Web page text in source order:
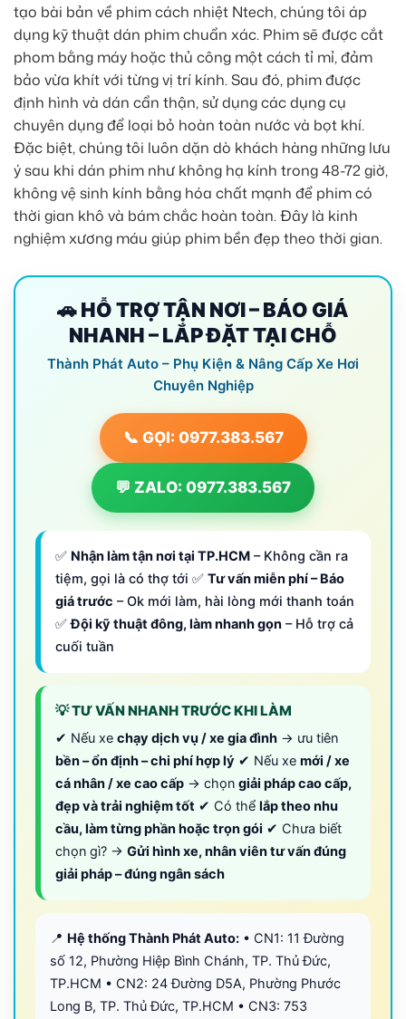
tạo bài bản về phim cách nhiệt Ntech, chúng tôi áp
dụng kỹ thuật dán phim chuẩn xác. Phim sẽ được cắt
phom bằng máy hoặc thủ công một cách tỉ mỉ, đảm
bảo vừa khít với từng vị trí kính. Sau đó, phim được
định hình và dán cẩn thận, sử dụng các dụng cụ
chuyên dụng để loại bỏ hoàn toàn nước và bọt khí.
Đặc biệt, chúng tôi luôn dặn dò khách hàng những lưu
ý sau khi dán phim như không hạ kính trong 48-72 giờ,
không vệ sinh kính bằng hóa chất mạnh để phim có
thời gian khô và bám chắc hoàn toàn. Đây là kinh
nghiệm xương máu giúp phim bền đẹp theo thời gian.
🚗 HỖ TRỢ TẬN NƠI – BÁO GIÁ
NHANH – LẮP ĐẶT TẠI CHỖ
Thành Phát Auto – Phụ Kiện & Nâng Cấp Xe Hơi
Chuyên Nghiệp
📞 GỌI: 0977.383.567
💬 ZALO: 0977.383.567
✅ Nhận làm tận nơi tại TP.HCM – Không cần ra
tiệm, gọi là có thợ tới ✅ Tư vấn miễn phí – Báo
giá trước – Ok mới làm, hài lòng mới thanh toán
✅Đội kỹ thuật đông, làm nhanh gọn – Hỗ trợ cả
cuối tuần
💡 TƯ VẤN NHANH TRƯỚC KHI LÀM
✔ Nếu xe chạy dịch vụ / xe gia đình → ưu tiên
bền – ổn định – chi phí hợp lý ✔ Nếu xe mới / xe
cá nhân / xe cao cấp → chọn giải pháp cao cấp,
đẹp và trải nghiệm tốt ✔ Có thể lắp theo nhu
cầu, làm từng phần hoặc trọn gói ✔ Chưa biết
chọn gì? → Gửi hình xe, nhân viên tư vấn đúng
giải pháp – đúng ngân sách
📍 Hệ thống Thành Phát Auto: • CN1: 11 Đường
số 12, Phường Hiệp Bình Chánh, TP. Thủ Đức,
TP.HCM • CN2: 24 Đường D5A, Phường Phước
Long B, TP. Thủ Đức, TP.HCM • CN3: 753